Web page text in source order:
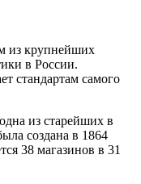
из крупнейших
в России.
стандартам самого
из старейших в
создана в 1864
38 магазинов в 31